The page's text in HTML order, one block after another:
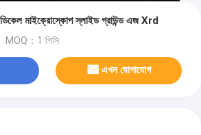
মাইক্রোস্কোপ স্লাইড গ্রাউন্ড এজ Xrd
MOQ：1 পিসি
এখন যোগাযোগ